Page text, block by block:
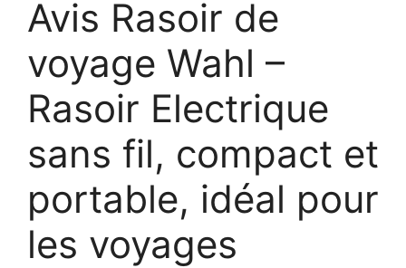
Avis Rasoir de
voyage Wahl –
Rasoir Electrique
sans fil, compact et
portable, idéal pour
les voyages